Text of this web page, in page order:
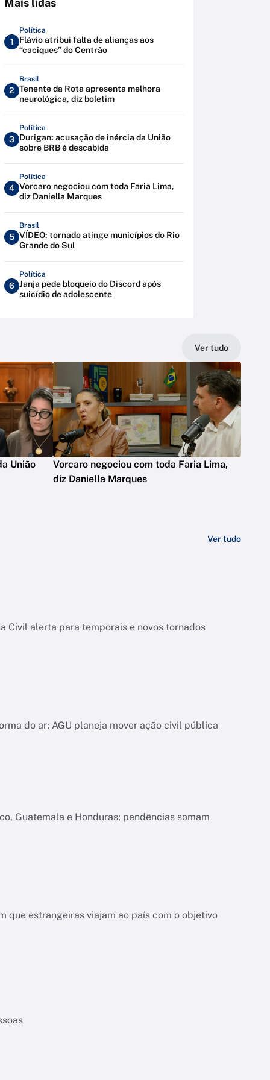
Mais lidas
1
Política
Flávio atribui falta de alianças aos
“caciques” do Centrão
2
Brasil
Tenente da Rota apresenta melhora
neurológica, diz boletim
3
Política
Durigan: acusação de inércia da União
sobre BRB é descabida
4
Política
Vorcaro negociou com toda Faria Lima,
diz Daniella Marques
5
Brasil
VÍDEO: tornado atinge municípios do Rio
Grande do Sul
6
Política
Janja pede bloqueio do Discord após
suicídio de adolescente
Ver tudo
União
Vorcaro negociou com toda Faria Lima,
diz Daniella Marques
Ver tudo
Civil alerta para temporais e novos tornados
do ar; AGU planeja mover ação civil pública
Guatemala e Honduras; pendências somam
que estrangeiras viajam ao país com o objetivo